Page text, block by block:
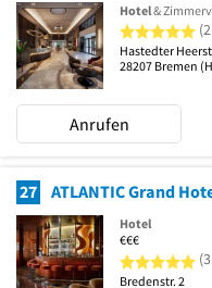
Hotel&
5
Hastedter
28207 Bremen
Anrufen
27 ATLANTIC Grand
Hotel
€€€
5
Bredenstr. 2